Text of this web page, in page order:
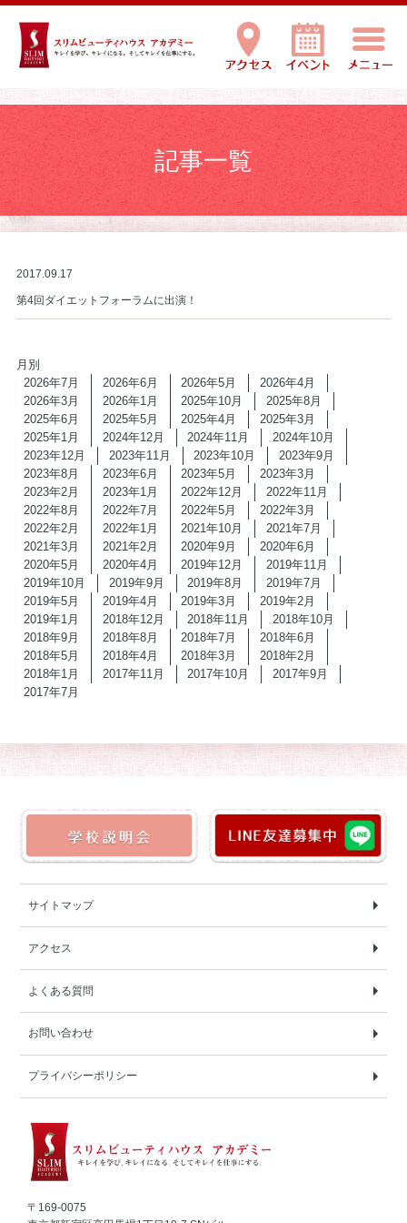
記事一覧
2017.09.17
第4回ダイエットフォーラムに出演！
月別
2026年7月
2026年6月 2026年5月
2026年4月
2026年3月
2026年1月 2025年10月
2025年8月
2025年6月
2025年5月 2025年4月
2025年3月
2025年1月
2024年12月 2024年11月
2024年10月
2023年12月
2023年11月 2023年10月
2023年9月
2023年8月
2023年6月 2023年5月
2023年3月
2023年2月
2023年1月 2022年12月
2022年11月
2022年8月
2022年7月 2022年5月
2022年3月
2022年2月
2022年1月 2021年10月
2021年7月
2021年3月
2021年2月 2020年9月
2020年6月
2020年5月
2020年4月 2019年12月
2019年11月
2019年10月
2019年9月 2019年8月
2019年7月
2019年5月
2019年4月 2019年3月
2019年2月
2019年1月
2018年12月 2018年11月
2018年10月
2018年9月
2018年8月 2018年7月
2018年6月
2018年5月
2018年4月 2018年3月
2018年2月
2018年1月
2017年11月 2017年10月
2017年9月
2017年7月
サイトマップ
アクセス
よくある質問
お問い合わせ
プライバシーポリシー
〒169-0075